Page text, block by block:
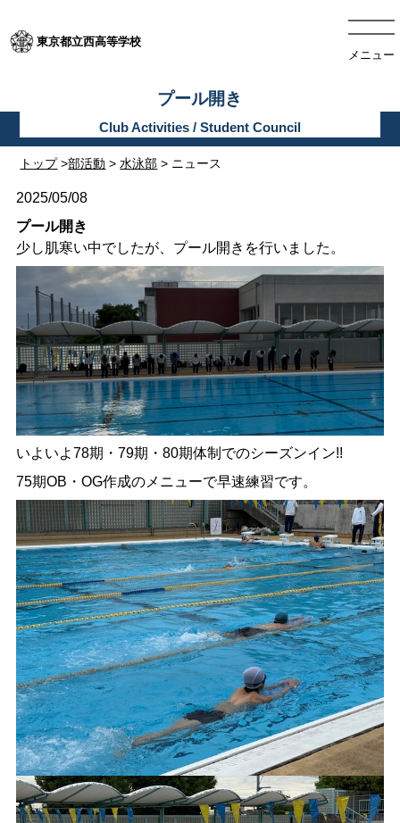
東京都立西高等学校
メニュー
トップ>部活動 >水泳部 > ニュース
プール開き
2025/05/08
プール開き
少し肌寒い中でしたが、プール開きを行いました。
いよいよ78期・79期・80期体制でのシーズンイン!!
75期OB・OG作成のメニューで早速練習です。